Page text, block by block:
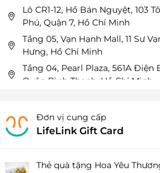
Lô CR1-12, Hồ Bán Nguyệt, 103
Phú, Quận 7, Hồ Chí Minh
Tầng 05, Vạn Hạnh Mall, 11 Sư
Hưng, Hồ Chí Minh
Tầng 04, Pearl Plaza, 561A Điện
Quận Bình Thạnh, Hồ Chí Minh
Tầng 05, Crescent Mall, 101 Tôn
Quận 7, Hồ Chí Minh
Đơn vị cung cấp
LifeLink Gift Card
Thẻ quà tặng Hoa Yêu